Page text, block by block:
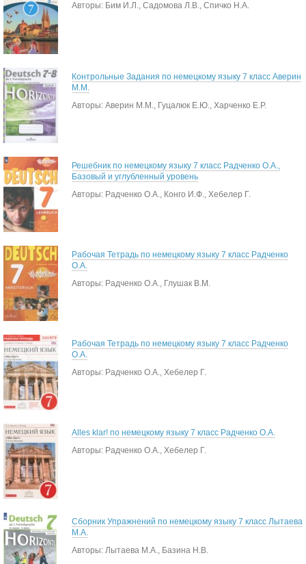
Авторы: Бим И.Л., Садомова Л.В., Спичко Н.А.
Контрольные Задания по немецкому языку 7 класс Аверин
М.М.
Авторы: Аверин М.М., Гуцалюк Е.Ю., Харченко Е.Р.
Решебник по немецкому языку 7 класс Радченко О.А.,
Базовый и углубленный уровень
Авторы: Радченко О.А., Конго И.Ф., Хебелер Г.
Рабочая Тетрадь по немецкому языку 7 класс Радченко
О.А.
Авторы: Радченко О.А., Глушак В.М.
Рабочая Тетрадь по немецкому языку 7 класс Радченко
О.А.
Авторы: Радченко О.А., Хебелер Г.
Alles klar! по немецкому языку 7 класс Радченко О.А.
Авторы: Радченко О.А., Хебелер Г.
Сборник Упражнений по немецкому языку 7 класс Лытаева
М.А.
Авторы: Лытаева М.А., Базина Н.В.